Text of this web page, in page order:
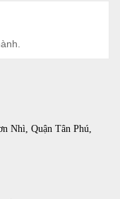
Nhì, Quận Tân Phú,